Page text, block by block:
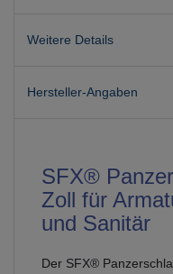
Weitere Details
Hersteller-Angaben
SFX®
Zoll für
und Sanitär
Der SFX®